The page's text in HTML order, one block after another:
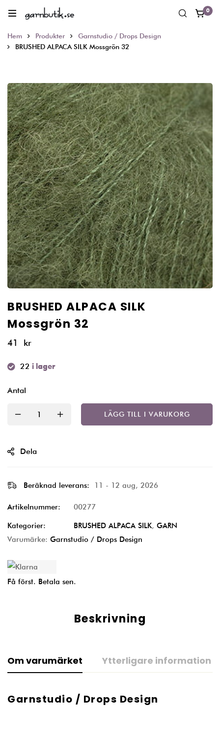
0
Hem Produkter
Garnstudio / Drops Design
BRUSHED ALPACA SILK Mossgrön 32
BRUSHED ALPACA SILK
Mossgrön 32
41 kr
22 i lager
Antal
LÄGG TILL I VARUKORG
Dela
Beräknad leverans: 11 - 12 aug, 2026
Artikelnummer: 00277
Kategorier: BRUSHED ALPACA SILK, GARN
Varumärke: Garnstudio / Drops Design
Få först. Betala sen.
Beskrivning
Om varumärket Ytterligare information
Garnstudio / Drops Design